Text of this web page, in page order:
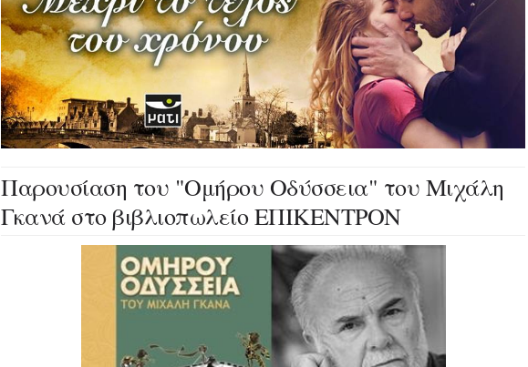
Παρουσίαση του "Ομήρου Οδύσσεια" του Μιχάλη
Γκανά στο βιβλιοπωλείο ΕΠΙΚΕΝΤΡΟΝ